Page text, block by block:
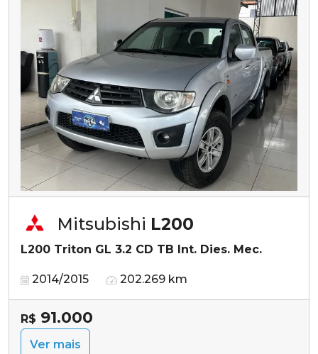
Mitsubishi L200
L200 Triton GL 3.2 CD TB Int. Dies. Mec.
2014/2015 202.269 km
R$ 91.000
Ver mais